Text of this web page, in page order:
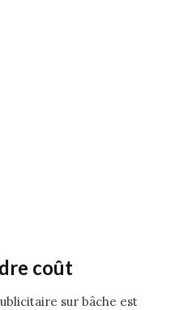
coût
sur bâche est